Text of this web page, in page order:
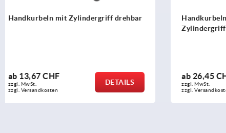
Handkurbeln Edelstahl mit
ab26,45 CHF
zzgl. MwSt.
zzgl. Versandkosten
DETAILS
ab54,53
zzgl. MwSt.
zzgl.